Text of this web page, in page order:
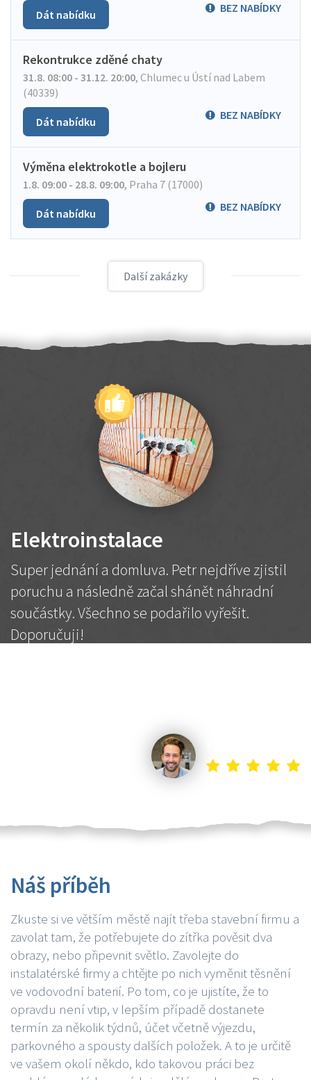
BEZ NABÍDKY
Dát nabídku
Rekontrukce zděné chaty
31.8. 08:00 - 31.12. 20:00, Chlumec u Ústí nad Labem
(40339)
BEZ NABÍDKY
Dát nabídku
Výměna elektrokotle a bojleru
1.8. 09:00 - 28.8. 09:00, Praha 7 (17000)
BEZ NABÍDKY
Dát nabídku
Další zakázky
Elektroinstalace
Super jednání a domluva. Petr nejdříve zjistil
poruchu a následně začal shánět náhradní
součástky. Všechno se podařilo vyřešit.
Doporučuji!
Náš příběh
Zkuste si ve větším městě najít třeba stavební firmu a
zavolat tam, že potřebujete do zítřka pověsit dva
obrazy, nebo připevnit světlo. Zavolejte do
instalatérské firmy a chtějte po nich vyměnit těsnění
ve vodovodní baterií. Po tom, co je ujistíte, že to
opravdu není vtip, v lepším případě dostanete
termín za několik týdnů, účet včetně výjezdu,
parkovného a spousty dalších položek. A to je určitě
ve vašem okolí někdo, kdo takovou práci bez